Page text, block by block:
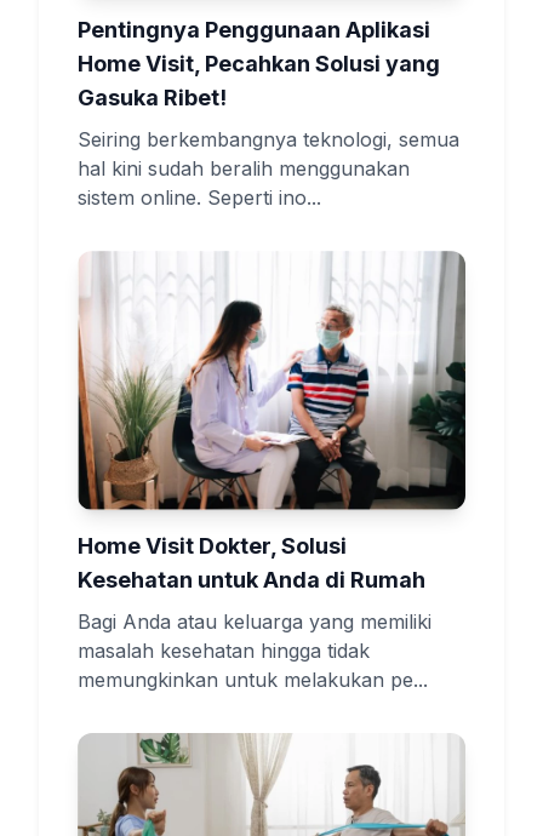
Pentingnya Penggunaan Aplikasi
Home Visit, Pecahkan Solusi yang
Gasuka Ribet!
Seiring berkembangnya teknologi, semua
hal kini sudah beralih menggunakan
sistem online. Seperti ino...
Home Visit Dokter, Solusi
Kesehatan untuk Anda di Rumah
Bagi Anda atau keluarga yang memiliki
masalah kesehatan hingga tidak
memungkinkan untuk melakukan pe...